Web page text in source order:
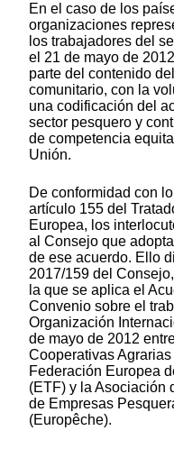
En el caso de los
organizaciones
los trabajadores del
el 21 de mayo de
parte del contenido
comunitario, con la
una codificación del
sector pesquero y
de competencia
Unión.
De conformidad con
artículo 155 del
Europea, los
al Consejo que
de ese acuerdo. Ello
2017/159 del
la que se aplica el
Convenio sobre el
Organización
de mayo de 2012
Cooperativas
Federación Europea
(ETF) y la Asociación
de Empresas
(Europêche).